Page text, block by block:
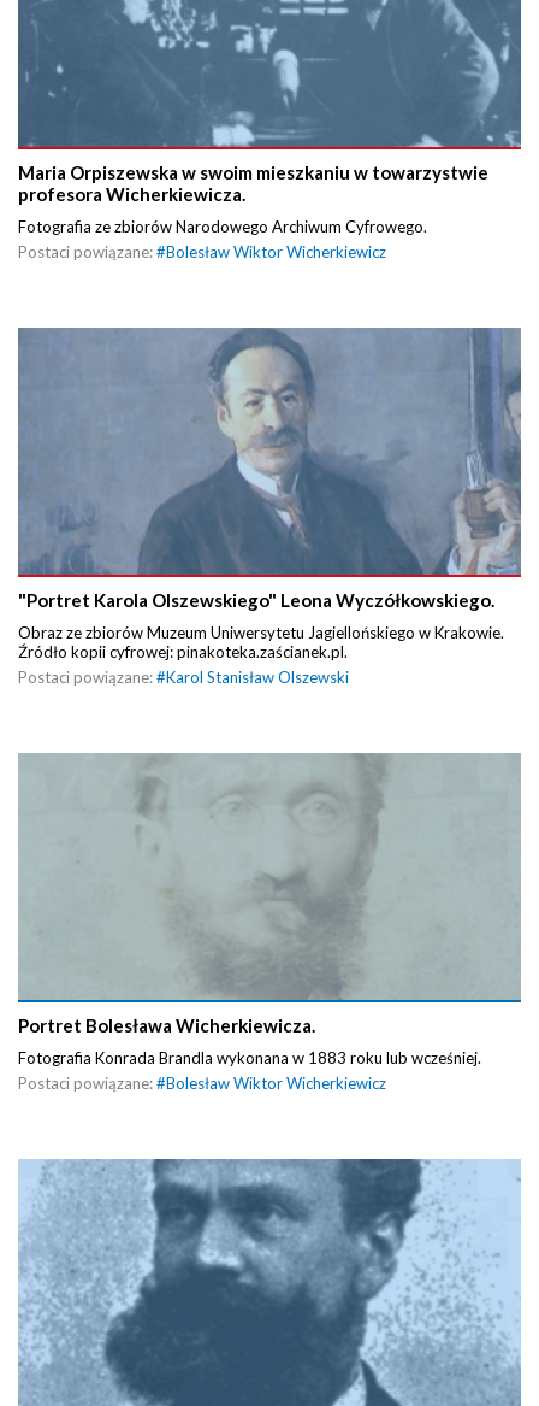
Maria Orpiszewska w swoim mieszkaniu w towarzystwie
profesora Wicherkiewicza.
Fotografia ze zbiorów Narodowego Archiwum Cyfrowego.
Postaci powiązane:#Bolesław Wiktor Wicherkiewicz
"Portret Karola Olszewskiego" Leona Wyczółkowskiego.
Obraz ze zbiorów Muzeum Uniwersytetu Jagiellońskiego w Krakowie.
Źródło kopii cyfrowej: pinakoteka.zaścianek.pl.
Postaci powiązane:#Karol Stanisław Olszewski
Portret Bolesława Wicherkiewicza.
Fotografia Konrada Brandla wykonana w 1883 roku lub wcześniej.
Postaci powiązane:#Bolesław Wiktor Wicherkiewicz